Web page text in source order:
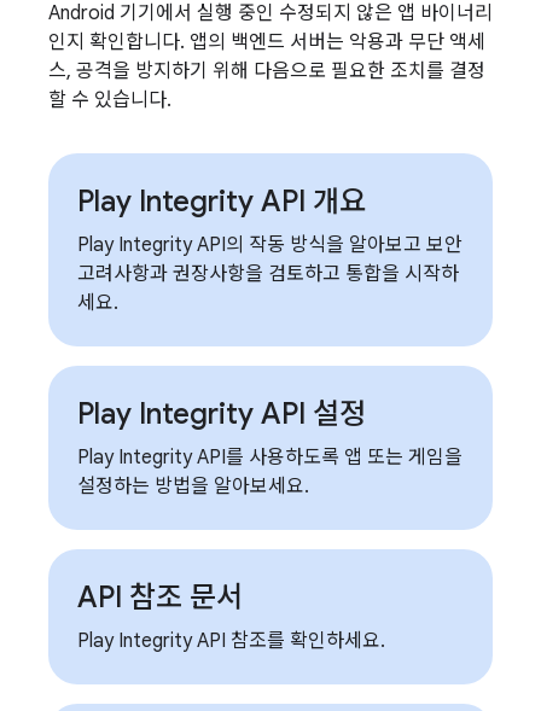
Android 기기에서 실행 중인 수정되지 않은 앱 바이너리
인지 확인합니다. 앱의 백엔드 서버는 악용과 무단 액세
스, 공격을 방지하기 위해 다음으로 필요한 조치를 결정
할 수 있습니다.
Play Integrity API 개요
Play Integrity API의 작동 방식을 알아보고 보안
고려사항과 권장사항을 검토하고 통합을 시작하
세요.
Play Integrity API 설정
Play Integrity API를 사용하도록 앱 또는 게임을
설정하는 방법을 알아보세요.
API 참조 문서
Play Integrity API 참조를 확인하세요.